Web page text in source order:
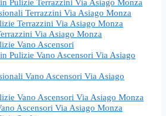
Terrazzini Via Asiago Monza
Terrazzini Via Asiago Monza
Via Asiago Monza
Vano Ascensori
Pulizie Vano Ascensori Via Asiago
Vano Ascensori Via Asiago
Vano Ascensori Via Asiago Monza
Ascensori Via Asiago Monza